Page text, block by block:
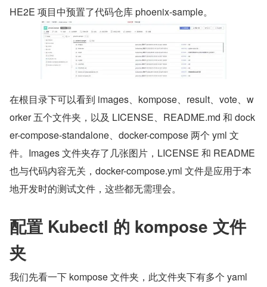
HE2E 项目中预置了代码仓库 phoenix-sample。
在根目录下可以看到 images、kompose、result、vote、w
orker 五个文件夹，以及 LICENSE、README.md 和 dock
er-compose-standalone、docker-compose 两个 yml 文
件。Images 文件夹存了几张图片，LICENSE 和 README
也与代码内容无关，docker-compose.yml 文件是应用于本
地开发时的测试文件，这些都无需理会。
配置 Kubectl 的 kompose 文件
夹
我们先看一下 kompose 文件夹，此文件夹下有多个 yaml